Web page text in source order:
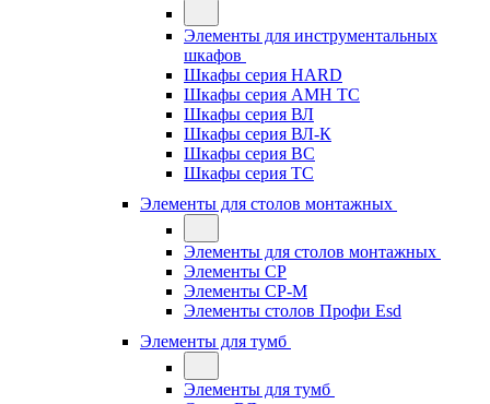
Элементы для инструментальных
шкафов
Шкафы серия HARD
Шкафы серия АМН ТС
Шкафы серия ВЛ
Шкафы серия ВЛ-К
Шкафы серия ВС
Шкафы серия ТС
Элементы для столов монтажных
Элементы для столов монтажных
Элементы СР
Элементы СР-М
Элементы столов Профи Esd
Элементы для тумб
Элементы для тумб